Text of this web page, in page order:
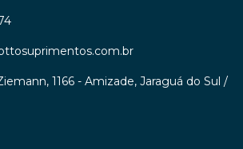
1166 - Amizade, Jaraguá do Sul /